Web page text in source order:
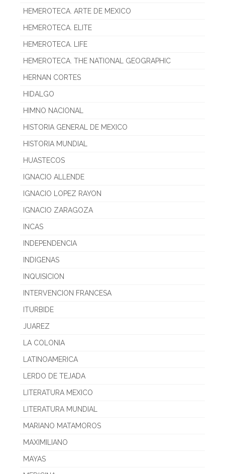
HEMEROTECA. ARTE DE MEXICO
HEMEROTECA. ELITE
HEMEROTECA. LIFE
HEMEROTECA. THE NATIONAL GEOGRAPHIC
HERNAN CORTES
HIDALGO
HIMNO NACIONAL
HISTORIA GENERAL DE MEXICO
HISTORIA MUNDIAL
HUASTECOS
IGNACIO ALLENDE
IGNACIO LOPEZ RAYON
IGNACIO ZARAGOZA
INCAS
INDEPENDENCIA
INDIGENAS
INQUISICION
INTERVENCION FRANCESA
ITURBIDE
JUAREZ
LA COLONIA
LATINOAMERICA
LERDO DE TEJADA
LITERATURA MEXICO
LITERATURA MUNDIAL
MARIANO MATAMOROS
MAXIMILIANO
MAYAS